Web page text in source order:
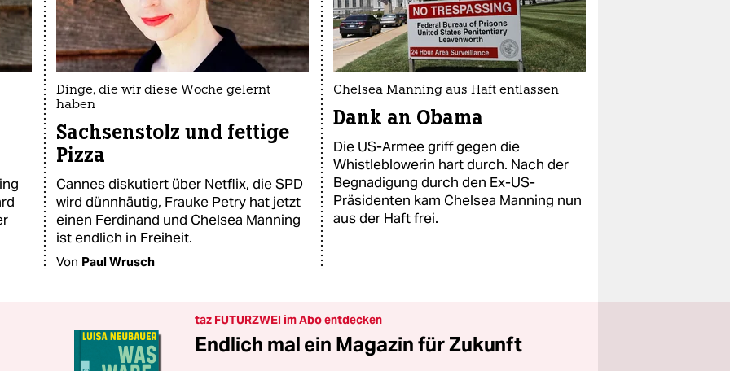
Dinge, die wir diese Woche gelernt
haben
Sachsenstolz und fettige
Pizza
Cannes diskutiert über Netflix, die SPD
wird dünnhäutig, Frauke Petry hat jetzt
einen Ferdinand und Chelsea Manning
ist endlich in Freiheit.
Von Paul Wrusch
Chelsea Manning aus Haft entlassen
Dank an Obama
Die US-Armee griff gegen die
Whistleblowerin hart durch. Nach der
Begnadigung durch den Ex-US-
Präsidenten kam Chelsea Manning nun
aus der Haft frei.
taz FUTURZWEI im Abo entdecken
Endlich mal ein Magazin für Zukunft